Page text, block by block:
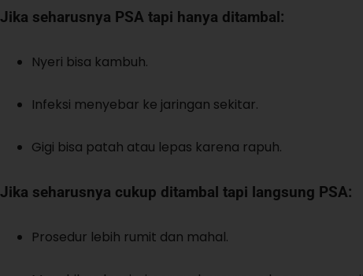
Jika seharusnya PSA tapi hanya ditambal:
Nyeri bisa kambuh.
Infeksi menyebar ke jaringan sekitar.
Gigi bisa patah atau lepas karena rapuh.
Jika seharusnya cukup ditambal tapi langsung PSA:
Prosedur lebih rumit dan mahal.